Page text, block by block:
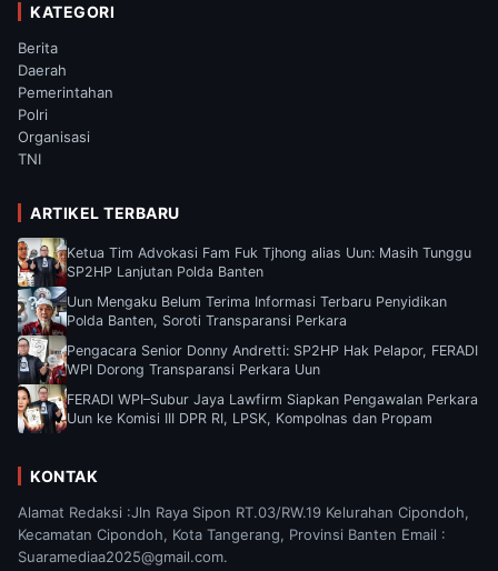
KATEGORI
Berita
Daerah
Pemerintahan
Polri
Organisasi
TNI
ARTIKEL TERBARU
Ketua Tim Advokasi Fam Fuk Tjhong alias Uun: Masih Tunggu
SP2HP Lanjutan Polda Banten
Uun Mengaku Belum Terima Informasi Terbaru Penyidikan
Polda Banten, Soroti Transparansi Perkara
Pengacara Senior Donny Andretti: SP2HP Hak Pelapor, FERADI
WPI Dorong Transparansi Perkara Uun
FERADI WPI–Subur Jaya Lawfirm Siapkan Pengawalan Perkara
Uun ke Komisi III DPR RI, LPSK, Kompolnas dan Propam
KONTAK
Alamat Redaksi :Jln Raya Sipon RT.03/RW.19 Kelurahan Cipondoh,
Kecamatan Cipondoh, Kota Tangerang, Provinsi Banten Email :
Suaramediaa2025@gmail.com.